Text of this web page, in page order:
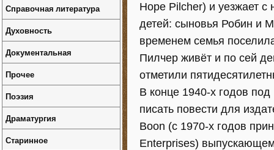
Hope Pilcher) и уезжает
детей: сыновья Робин и
временем семья
Пилчер живёт и по сей
отметили
В конце 1940-х годов
писать повести для
Boon (с 1970-х годов
Enterprises)
Справочная литература
Духовность
Документальная
Прочее
Поэзия
Драматургия
Старинное